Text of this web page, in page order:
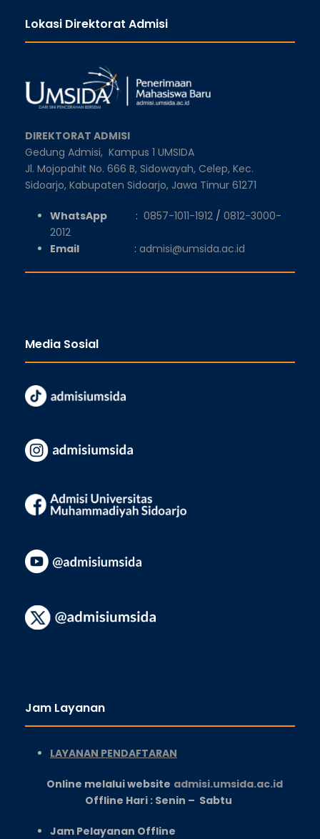
Lokasi Direktorat Admisi
DIREKTORAT ADMISI
Gedung Admisi, Kampus 1 UMSIDA
Jl. Mojopahit No. 666 B, Sidowayah, Celep, Kec.
Sidoarjo, Kabupaten Sidoarjo, Jawa Timur 61271
WhatsApp : 0857-1011-1912 / 0812-3000-
2012
Email
: admisi@umsida.ac.id
Media Sosial
Jam Layanan
LAYANAN PENDAFTARAN
Online melalui website admisi.umsida.ac.id
Offline Hari : Senin – Sabtu
Jam Pelayanan Offline